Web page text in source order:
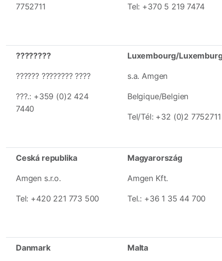
7752711
Tel: +370 5 219 7474
????????
?????? ???????? ????
???.: +359 (0)2 424
7440
Luxembourg/
s.a. Amgen
Belgique/Belgien
Tel/Tél: +32 (0)2 7752711
Ceská republika
Amgen s.r.o.
Tel: +420 221 773 500
Magyarország
Amgen Kft.
Tel.: +36 1 35 44 700
Danmark Malta